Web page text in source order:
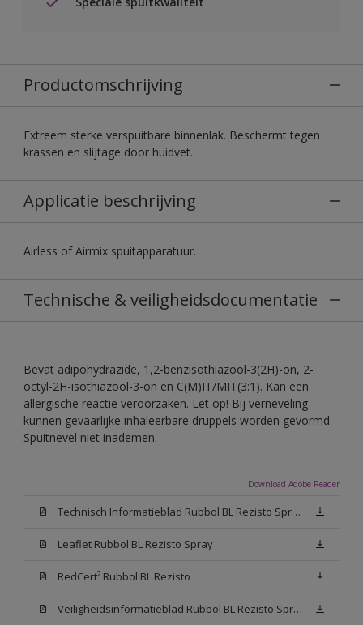
Productomschrijving
Extreem sterke verspuitbare binnenlak. Beschermt tegen
krassen en slijtage door huidvet.
Applicatie beschrijving
Airless of Airmix spuitapparatuur.
Technische & veiligheidsdocumentatie
Bevat adipohydrazide, 1,2-benzisothiazool-3(2H)-on, 2-
octyl-2H-isothiazool-3-on en C(M)IT/MIT(3:1). Kan een
allergische reactie veroorzaken. Let op! Bij verneveling
kunnen gevaarlijke inhaleerbare druppels worden gevormd.
Spuitnevel niet inademen.
Download Adobe Reader
Technisch Informatieblad Rubbol BL Rezisto Spray (PDF)
Leaflet Rubbol BL Rezisto Spray
RedCert² Rubbol BL Rezisto
Veiligheidsinformatieblad Rubbol BL Rezisto Spray W05 (MSDS)